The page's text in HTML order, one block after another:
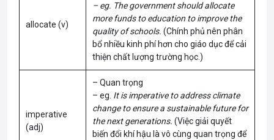
allocate (v)
– eg. The government should allocate
more funds to education to improve the
quality of schools. (Chính phủ nên phân
bổ nhiều kinh phí hơn cho giáo dục để cải
thiện chất lượng trường học.)
imperative
(adj)
– Quan trọng
– eg. It is imperative to address climate
change to ensure a sustainable future for
the next generations. (Việc giải quyết
biến đổi khí hậu là vô cùng quan trọng để